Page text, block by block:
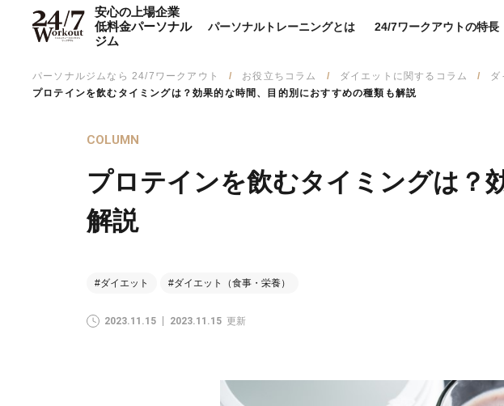
安心の上場企業
低料金パーソナル
ジム
パーソナルトレーニングとは 24/7ワークアウトの特長
パーソナルジムなら 24/7ワークアウト お役立ちコラム ダイエットに関するコラム
ダ
プロテインを飲むタイミングは？効果的な時間、目的別におすすめの種類も解説
COLUMN
プロテインを飲むタイミングは？
解説
#ダイエット #ダイエット（食事・栄養）
2023.11.15 2023.11.15 更新